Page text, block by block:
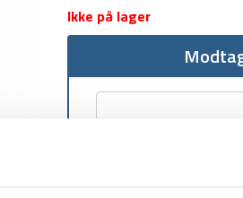
Ikke på lager